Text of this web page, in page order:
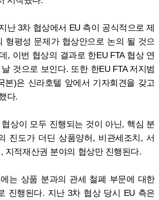
난 3차 협상에서 EU 측이 공식적으로 제
형평성 문제가 협상안으로 논의 될 것으
, 이번 협상의 결과로 한EU FTA 협상 연
것으로 보인다. 또한 한EU FTA 저지범
본)은 신라호텔 앞에서 기자회견을 갖고
다.
상이 모두 진행되는 것이 아닌, 핵심 분
진도가 더딘 상품양허, 비관세조치, 서
지적재산권 분야의 협상만 진행된다.
는 상품 분과의 관세 철폐 부문에 대한
진행된다. 지난 3차 협상 당시 EU 측은